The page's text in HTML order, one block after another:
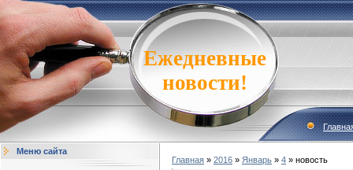
Ежедневные
новости!
Меню сайта
Главная » 2016 » Январь » 4 » новость